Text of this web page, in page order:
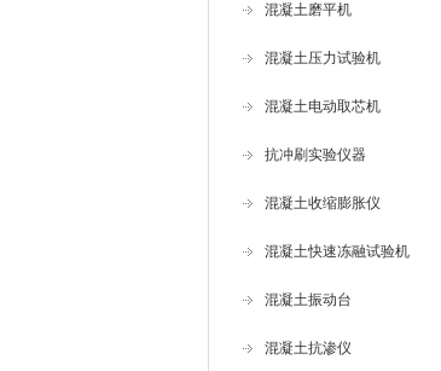
混凝土磨平机
混凝土压力试验机
混凝土电动取芯机
抗冲刷实验仪器
混凝土收缩膨胀仪
混凝土快速冻融试验机
混凝土振动台
混凝土抗渗仪